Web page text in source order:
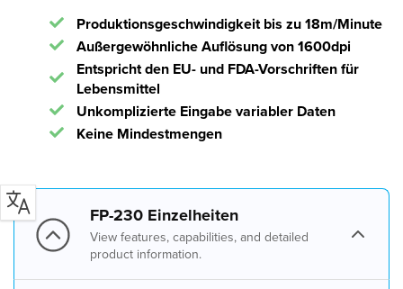
Produktionsgeschwindigkeit bis zu 18m/Minute
Außergewöhnliche Auflösung von 1600dpi
Entspricht den EU- und FDA-Vorschriften für
Lebensmittel
Unkomplizierte Eingabe variabler Daten
Keine Mindestmengen
FP-230 Einzelheiten
View features, capabilities, and detailed
product information.